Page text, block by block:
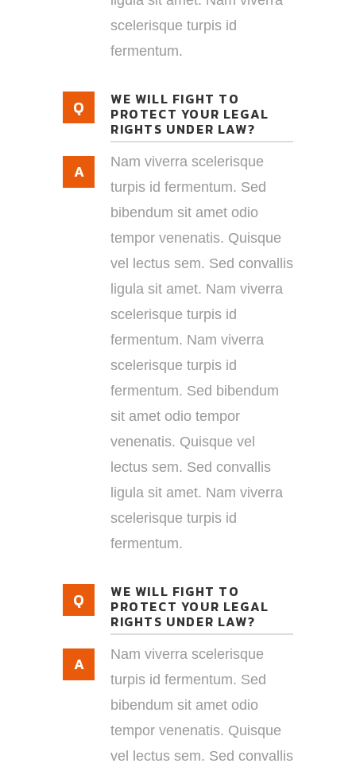
scelerisque turpis id
fermentum.
WE WILL FIGHT TO
PROTECT YOUR LEGAL
RIGHTS UNDER LAW?
Nam viverra scelerisque
turpis id fermentum. Sed
bibendum sit amet odio
tempor venenatis. Quisque
vel lectus sem. Sed convallis
ligula sit amet. Nam viverra
scelerisque turpis id
fermentum. Nam viverra
scelerisque turpis id
fermentum. Sed bibendum
sit amet odio tempor
venenatis. Quisque vel
lectus sem. Sed convallis
ligula sit amet. Nam viverra
scelerisque turpis id
fermentum.
WE WILL FIGHT TO
PROTECT YOUR LEGAL
RIGHTS UNDER LAW?
Nam viverra scelerisque
turpis id fermentum. Sed
bibendum sit amet odio
tempor venenatis. Quisque
vel lectus sem. Sed convallis